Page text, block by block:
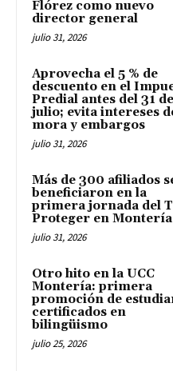
Flórez como nuevo
director general
julio 31, 2026
Aprovecha el 5 % de
descuento en el
Predial antes del 31 de
julio; evita intereses
mora y embargos
julio 31, 2026
Más de 300 afiliados
beneficiaron en la
primera jornada del
Proteger en Montería
julio 31, 2026
Otro hito en la UCC
Montería: primera
promoción de
certificados en
bilingüismo
julio 25, 2026